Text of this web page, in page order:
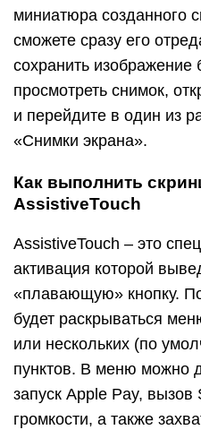
миниатюра созданного
сможете сразу его
сохранить
просмотреть снимок,
и перейдите в один из
«Снимки экрана».
Как выполнить
AssistiveTouch
AssistiveTouch – это
активация которой
«плавающую» кнопку.
будет раскрываться
или нескольких (по
пунктов. В меню можно
запуск Apple Pay, вызов
громкости, а также